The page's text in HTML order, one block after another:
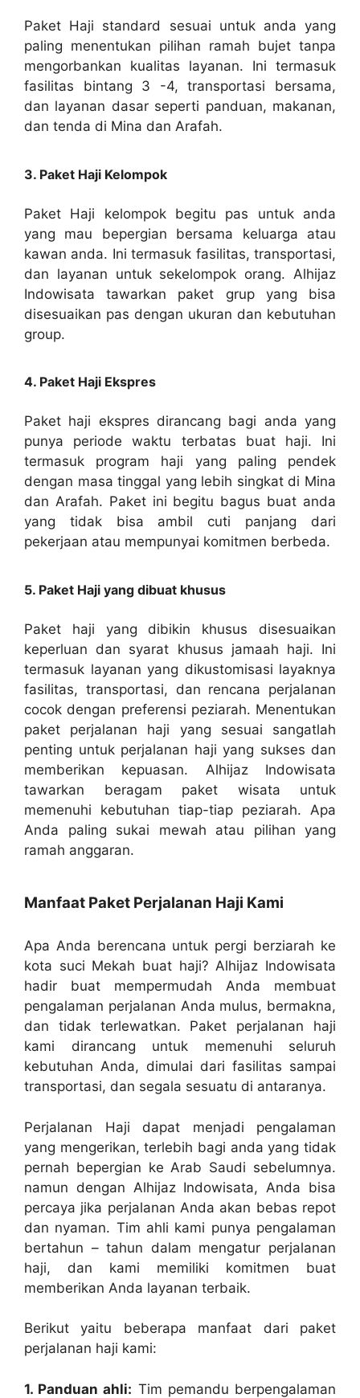
Paket Haji standard sesuai untuk anda yang
paling menentukan pilihan ramah bujet tanpa
mengorbankan kualitas layanan. Ini termasuk
fasilitas bintang 3 -4, transportasi bersama,
dan layanan dasar seperti panduan, makanan,
dan tenda di Mina dan Arafah.
3. Paket Haji Kelompok
Paket Haji kelompok begitu pas untuk anda
yang mau bepergian bersama keluarga atau
kawan anda. Ini termasuk fasilitas, transportasi,
dan layanan untuk sekelompok orang. Alhijaz
Indowisata tawarkan paket grup yang bisa
disesuaikan pas dengan ukuran dan kebutuhan
group.
4. Paket Haji Ekspres
Paket haji ekspres dirancang bagi anda yang
punya periode waktu terbatas buat haji. Ini
termasuk program haji yang paling pendek
dengan masa tinggal yang lebih singkat di Mina
dan Arafah. Paket ini begitu bagus buat anda
yang tidak bisa ambil cuti panjang dari
pekerjaan atau mempunyai komitmen berbeda.
5. Paket Haji yang dibuat khusus
Paket haji yang dibikin khusus disesuaikan
keperluan dan syarat khusus jamaah haji. Ini
termasuk layanan yang dikustomisasi layaknya
fasilitas, transportasi, dan rencana perjalanan
cocok dengan preferensi peziarah. Menentukan
paket perjalanan haji yang sesuai sangatlah
penting untuk perjalanan haji yang sukses dan
memberikan kepuasan. Alhijaz Indowisata
tawarkan beragam paket wisata untuk
memenuhi kebutuhan tiap-tiap peziarah. Apa
Anda paling sukai mewah atau pilihan yang
ramah anggaran.
Manfaat Paket Perjalanan Haji Kami
Apa Anda berencana untuk pergi berziarah ke
kota suci Mekah buat haji? Alhijaz Indowisata
hadir buat mempermudah Anda membuat
pengalaman perjalanan Anda mulus, bermakna,
dan tidak terlewatkan. Paket perjalanan haji
kami dirancang untuk memenuhi seluruh
kebutuhan Anda, dimulai dari fasilitas sampai
transportasi, dan segala sesuatu di antaranya.
Perjalanan Haji dapat menjadi pengalaman
yang mengerikan, terlebih bagi anda yang tidak
pernah bepergian ke Arab Saudi sebelumnya.
namun dengan Alhijaz Indowisata, Anda bisa
percaya jika perjalanan Anda akan bebas repot
dan nyaman. Tim ahli kami punya pengalaman
bertahun – tahun dalam mengatur perjalanan
haji, dan kami memiliki komitmen buat
memberikan Anda layanan terbaik.
Berikut yaitu beberapa manfaat dari paket
perjalanan haji kami:
1. Panduan ahli: Tim pemandu berpengalaman